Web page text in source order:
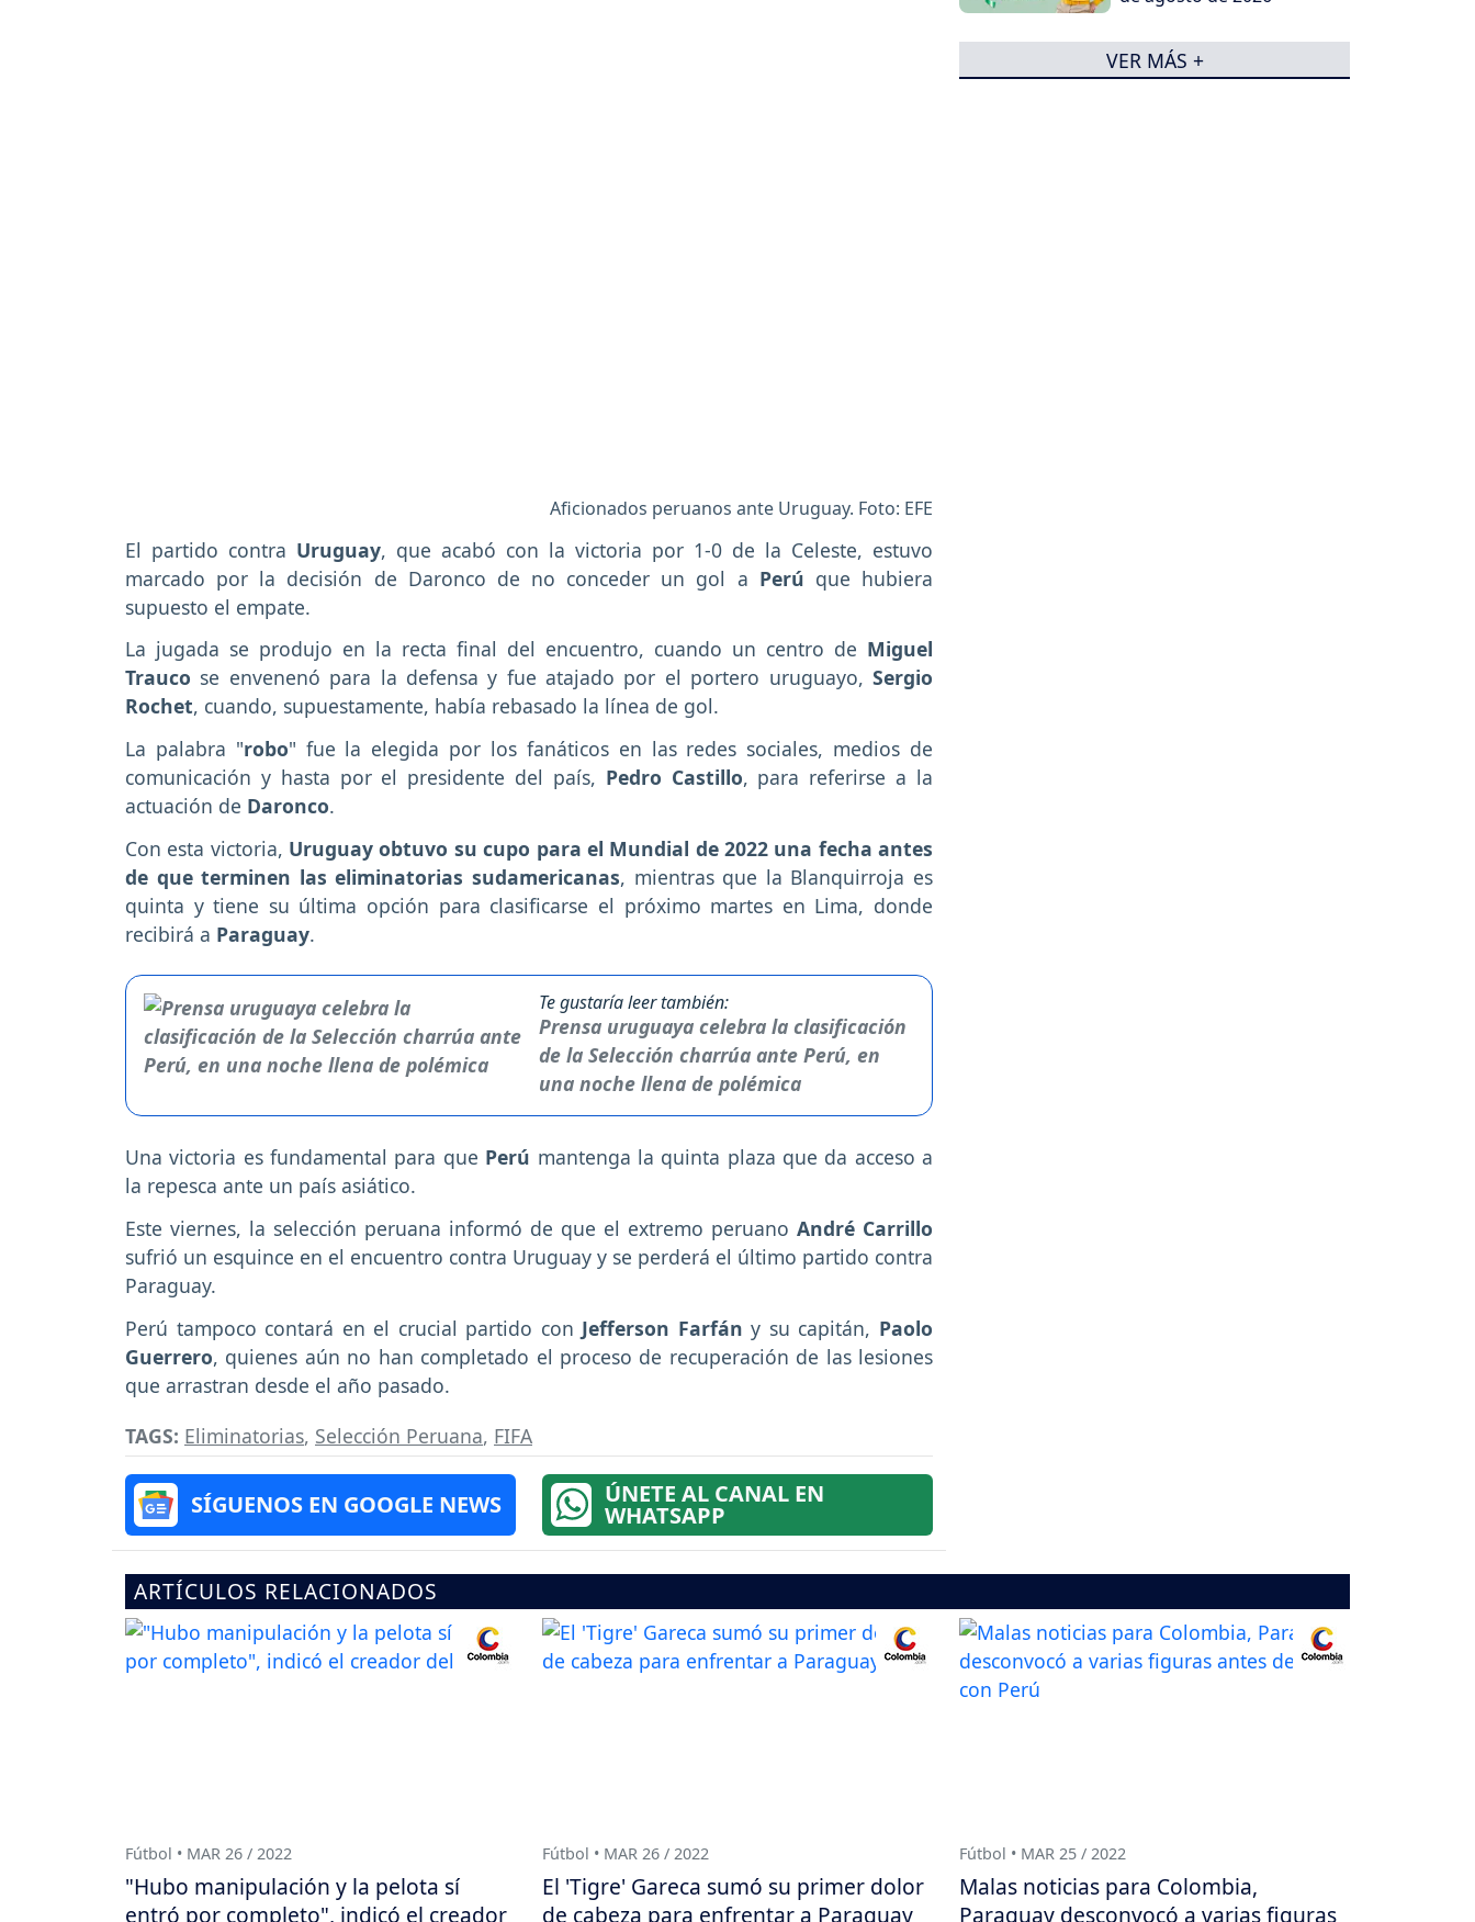
Aficionados peruanos ante Uruguay. Foto: EFE
El partido contra Uruguay, que acabó con la victoria por 1-0 de la Celeste, estuvo
marcado por la decisión de Daronco de no conceder un gol a Perú que hubiera
supuesto el empate.
La jugada se produjo en la recta final del encuentro, cuando un centro de Miguel
Trauco se envenenó para la defensa y fue atajado por el portero uruguayo,Sergio
Rochet, cuando, supuestamente, había rebasado la línea de gol.
La palabra "robo" fue la elegida por los fanáticos en las redes sociales, medios de
comunicación y hasta por el presidente del país, Pedro Castillo, para referirse a la
actuación de Daronco.
Con esta victoria, Uruguay obtuvo su cupo para el Mundial de 2022 una fecha antes
de que terminen las eliminatorias sudamericanas, mientras que la Blanquirroja es
quinta y tiene su última opción para clasificarse el próximo martes en Lima, donde
recibirá a Paraguay.
Te gustaría leer también:
Prensa uruguaya celebra la clasificación
de la Selección charrúa ante Perú, en
una noche llena de polémica
Una victoria es fundamental para que Perú mantenga la quinta plaza que da acceso a
la repesca ante un país asiático.
Este viernes, la selección peruana informó de que el extremo peruano André Carrillo
sufrió un esquince en el encuentro contra Uruguay y se perderá el último partido contra
Paraguay.
Perú tampoco contará en el crucial partido con Jefferson Farfány su capitán, Paolo
Guerrero, quienes aún no han completado el proceso de recuperación de las lesiones
que arrastran desde el año pasado.
TAGS: Eliminatorias, Selección Peruana, FIFA
SÍGUENOS EN GOOGLE NEWS ÚNETE AL CANAL EN
WHATSAPP
VER MÁS +
ARTÍCULOS RELACIONADOS
Fútbol • MAR 26 / 2022
"Hubo manipulación y la pelota sí
entró por completo", indicó el creador
Fútbol • MAR 26 / 2022
El 'Tigre' Gareca sumó su primer dolor
de cabeza para enfrentar a Paraguay
Fútbol • MAR 25 / 2022
Malas noticias para Colombia,
Paraguay desconvocó a varias figuras